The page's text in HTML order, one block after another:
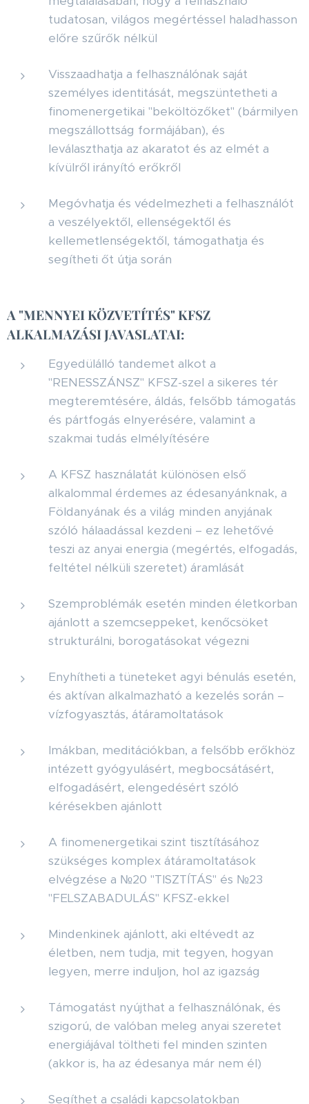
tudatosan, világos megértéssel haladhasson
előre szűrők nélkül
Visszaadhatja a felhasználónak saját
személyes identitását, megszüntetheti a
finomenergetikai "beköltözőket" (bármilyen
megszállottság formájában), és
leválaszthatja az akaratot és az elmét a
kívülről irányító erőkről
Megóvhatja és védelmezheti a felhasználót
a veszélyektől, ellenségektől és
kellemetlenségektől, támogathatja és
segítheti őt útja során
A "MENNYEI KÖZVETÍTÉS" KFSZ
ALKALMAZÁSI JAVASLATAI:
Egyedülálló tandemet alkot a
"RENESSZÁNSZ" KFSZ-szel a sikeres tér
megteremtésére, áldás, felsőbb támogatás
és pártfogás elnyerésére, valamint a
szakmai tudás elmélyítésére
A KFSZ használatát különösen első
alkalommal érdemes az édesanyánknak, a
Földanyának és a világ minden anyjának
szóló hálaadással kezdeni – ez lehetővé
teszi az anyai energia (megértés, elfogadás,
feltétel nélküli szeretet) áramlását
Szemproblémák esetén minden életkorban
ajánlott a szemcseppeket, kenőcsöket
strukturálni, borogatásokat végezni
Enyhítheti a tüneteket agyi bénulás esetén,
és aktívan alkalmazható a kezelés során –
vízfogyasztás, átáramoltatások
Imákban, meditációkban, a felsőbb erőkhöz
intézett gyógyulásért, megbocsátásért,
elfogadásért, elengedésért szóló
kérésekben ajánlott
A finomenergetikai szint tisztításához
szükséges komplex átáramoltatások
elvégzése a №20 "TISZTÍTÁS" és №23
"FELSZABADULÁS" KFSZ-ekkel
Mindenkinek ajánlott, aki eltévedt az
életben, nem tudja, mit tegyen, hogyan
legyen, merre induljon, hol az igazság
Támogatást nyújthat a felhasználónak, és
szigorú, de valóban meleg anyai szeretet
energiájával töltheti fel minden szinten
(akkor is, ha az édesanya már nem él)
Segíthet a családi kapcsolatokban